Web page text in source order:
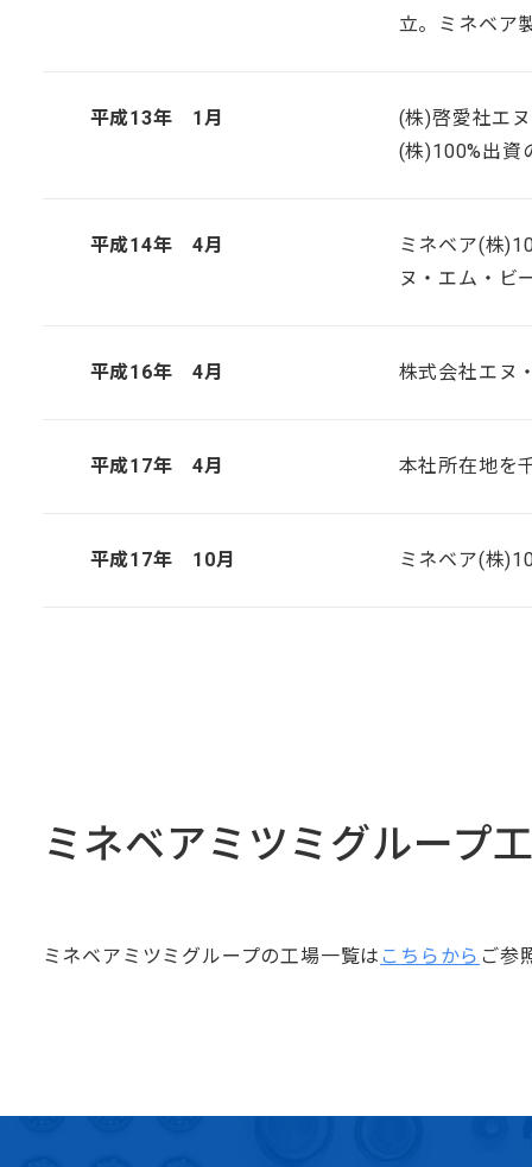
立。ミネベア
平成13年 1月
(株)啓愛社エ
(株)100%出資
平成14年 4月
ミネベア(株
ヌ・エム・ビ
平成16年 4月 株式会社エヌ
平成17年 4月 本社所在地を
平成17年 10月 ミネベア(株
ミネベアミツミグループ
ミネベアミツミグループの工場一覧は こちらから ご参